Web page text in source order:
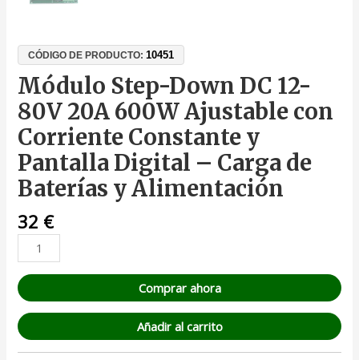
CÓDIGO DE PRODUCTO:10451
Módulo Step-Down DC 12-
80V 20A 600W Ajustable con
Corriente Constante y
Pantalla Digital – Carga de
Baterías y Alimentación
32 €
Comprar ahora
Añadir al carrito